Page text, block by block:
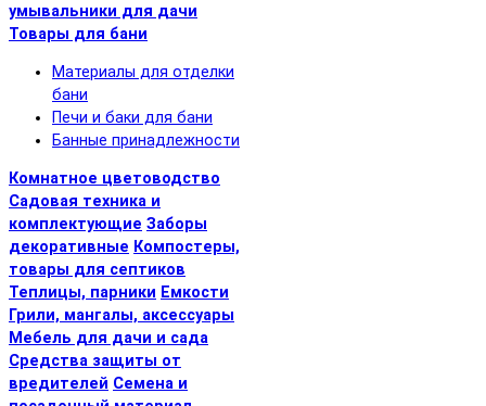
умывальники для дачи
Товары для бани
Материалы для отделки
бани
Печи и баки для бани
Банные принадлежности
Комнатное цветоводство
Садовая техника и
комплектующие Заборы
декоративные Компостеры,
товары для септиков
Теплицы, парники Емкости
Грили, мангалы, аксессуары
Мебель для дачи и сада
Средства защиты от
вредителей Семена и